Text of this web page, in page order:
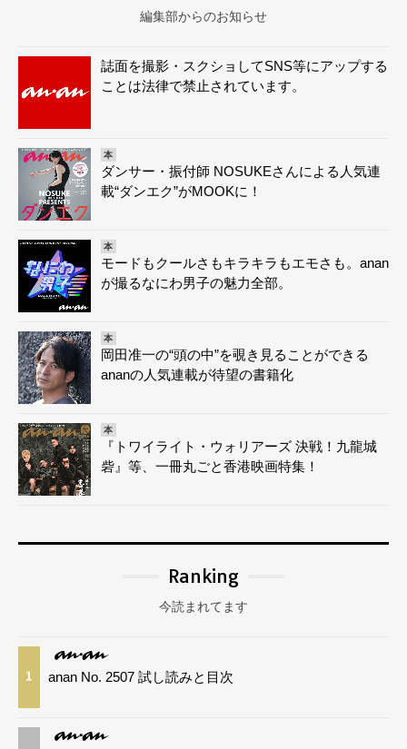
編集部からのお知らせ
誌面を撮影・スクショしてSNS等にアップする
ことは法律で禁止されています。
本
ダンサー・振付師 NOSUKEさんによる人気連
載“ダンエク”がMOOKに！
本
モードもクールさもキラキラもエモさも。anan
が撮るなにわ男子の魅力全部。
本
岡田准一の“頭の中”を覗き見ることができる
ananの人気連載が待望の書籍化
本
『トワイライト・ウォリアーズ 決戦！九龍城
砦』等、一冊丸ごと香港映画特集！
Ranking
今読まれてます
1 anan No. 2507 試し読みと目次